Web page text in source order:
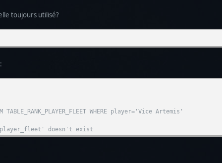
toujours utilisé?
TABLE_RANK_PLAYER_FLEET WHERE player='Vice Artemis'
doesn't exist